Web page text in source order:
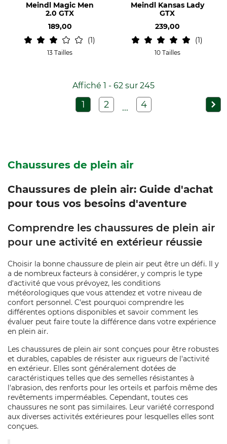
Meindl Magic Men
2.0 GTX
189,00
1
13 Tailles
Meindl Kansas Lady
GTX
239,00
1
10 Tailles
Affiché 1 - 62 sur 245
1 2 ... 4
Chaussures de plein air
Chaussures de plein air: Guide d'achat
pour tous vos besoins d'aventure
Comprendre les chaussures de plein air
pour une activité en extérieur réussie
Choisir la bonne chaussure de plein air peut être un défi. Il y
a de nombreux facteurs à considérer, y compris le type
d'activité que vous prévoyez, les conditions
météorologiques que vous attendez et votre niveau de
confort personnel. C'est pourquoi comprendre les
différentes options disponibles et savoir comment les
évaluer peut faire toute la différence dans votre expérience
en plein air.
Les chaussures de plein air sont conçues pour être robustes
et durables, capables de résister aux rigueurs de l'activité
en extérieur. Elles sont généralement dotées de
caractéristiques telles que des semelles résistantes à
l'abrasion, des renforts pour les orteils et parfois même des
revêtements imperméables. Cependant, toutes ces
chaussures ne sont pas similaires. Leur variété correspond
aux diverses activités extérieures pour lesquelles elles sont
conçues.